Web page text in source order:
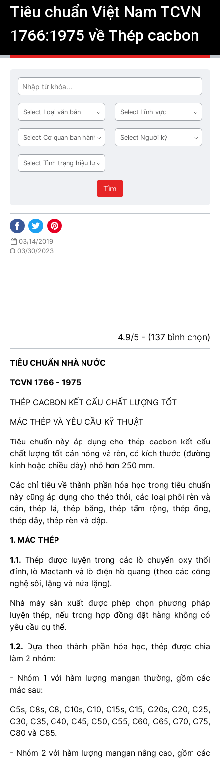
Tiêu chuẩn Việt Nam TCVN
1766:1975 về Thép cacbon
Tìm
Loại
văn
bản
Lĩnh
vực
Cơ
quan
ban
hành
Người
ký
Tình
trạng
Tìm
03/14/2019
03/30/2023
4.9/5 - (137 bình chọn)
TIÊU CHUẨN NHÀ NƯỚC
TCVN 1766 - 1975
THÉP CACBON KẾT CẤU CHẤT LƯỢNG TỐT
MÁC THÉP VÀ YÊU CẦU KỸ THUẬT
Tiêu chuẩn này áp dụng cho thép cacbon kết cấu
chất lượng tốt cán nóng và rèn, có kích thước (đường
kính hoặc chiều dày) nhỏ hơn 250 mm.
Các chỉ tiêu về thành phần hóa học trong tiêu chuẩn
này cũng áp dụng cho thép thỏi, các loại phôi rèn và
cán, thép lá, thép băng, thép tấm rộng, thép ống,
thép dây, thép rèn và dập.
1. MÁC THÉP
1.1. Thép được luyện trong các lò chuyển oxy thổi
đỉnh, lò Mactanh và lò điện hồ quang (theo các công
nghệ sôi, lặng và nửa lặng).
Nhà máy sản xuất được phép chọn phương pháp
luyện thép, nếu trong hợp đồng đặt hàng không có
yêu cầu cụ thể.
1.2. Dựa theo thành phần hóa học, thép được chia
làm 2 nhóm:
- Nhóm 1 với hàm lượng mangan thường, gồm các
mác sau:
C5s, C8s, C8, C10s, C10, C15s, C15, C20s, C20, C25,
C30, C35, C40, C45, C50, C55, C60, C65, C70, C75,
C80 và C85.
- Nhóm 2 với hàm lượng mangan nâng cao, gồm các